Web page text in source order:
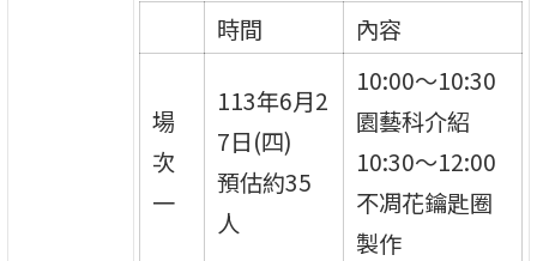
時間
內容
場
次
一
113年6月2
7日(四)
預估約35
人
10:00～10:30
園藝科介紹
10:30～12:00
不凋花鑰匙圈
製作